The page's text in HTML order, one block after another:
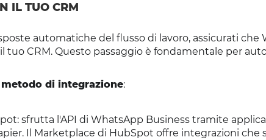
IL TUO CRM
automatiche del flusso di lavoro, assicurati che
CRM. Questo passaggio è fondamentale per
di integrazione:
sfrutta l'API di WhatsApp Business tramite
Il Marketplace di HubSpot offre integrazioni che